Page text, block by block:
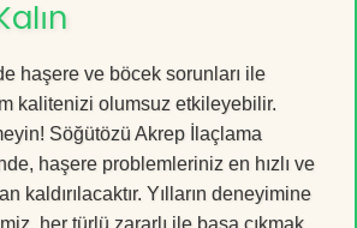
haşere ve böcek sorunları ile
kalitenizi olumsuz etkileyebilir.
Söğütözü Akrep İlaçlama
haşere problemleriniz en hızlı ve
kaldırılacaktır. Yılların deneyimine
her türlü zararlı ile başa çıkmak